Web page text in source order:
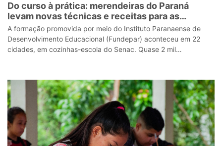
Do curso à prática: merendeiras do Paraná
levam novas técnicas e receitas para as
escolas
A formação promovida por meio do Instituto Paranaense de
Desenvolvimento Educacional (Fundepar) aconteceu em 22
cidades, em cozinhas-escola do Senac. Quase 2 mil